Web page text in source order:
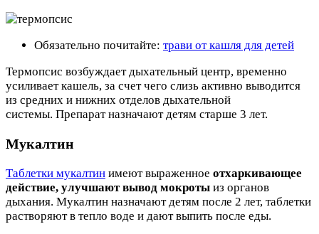
Обязательно почитайте: трави от кашля для детей
Термопсис возбуждает дыхательный центр, временно
усиливает кашель, за счет чего слизь активно выводится
из средних и нижних отделов дыхательной
системы. Препарат назначают детям старше 3 лет.
Мукалтин
Таблетки мукалтин имеют выраженное отхаркивающее
действие, улучшают вывод мокроты из органов
дыхания. Мукалтин назначают детям после 2 лет, таблетки
растворяют в тепло воде и дают выпить после еды.